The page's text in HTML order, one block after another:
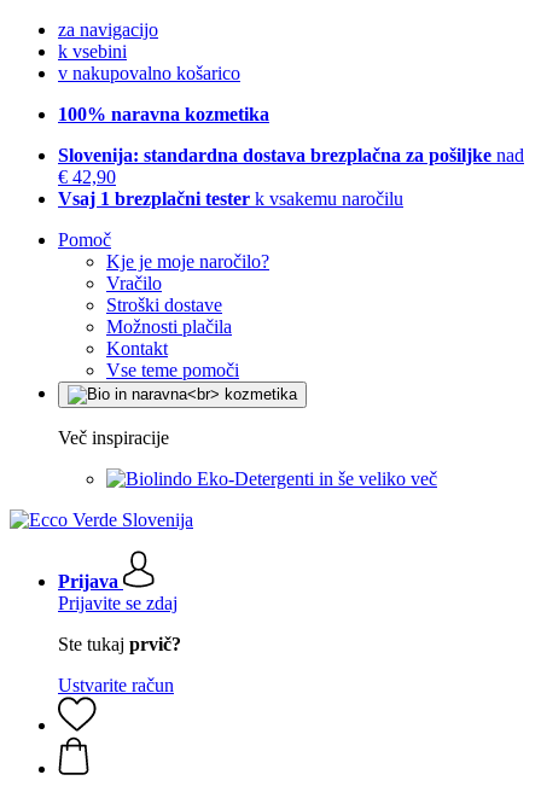
za navigacijo
k vsebini
v nakupovalno košarico
100% naravna kozmetika
Slovenija: standardna dostava brezplačna za pošiljke nad
€ 42,90
Vsaj 1 brezplačni tester k vsakemu naročilu
Pomoč
Kje je moje naročilo?
Vračilo
Stroški dostave
Možnosti plačila
Kontakt
Vse teme pomoči
Več inspiracije
Eko-Detergenti in še veliko več
Prijava
Prijavite se zdaj
Ste tukaj prvič?
Ustvarite račun